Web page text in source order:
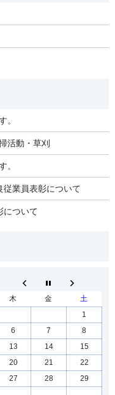
。
活動・草刈
。
業員表彰について
ついて
木 金
土
1
6 7
8
13 14
15
20 21
22
27 28
29